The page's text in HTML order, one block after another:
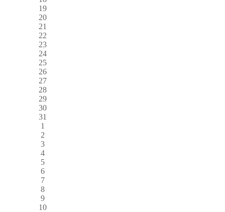
19
20
21
22
23
24
25
26
27
28
29
30
31
1
2
3
4
5
6
7
8
9
10